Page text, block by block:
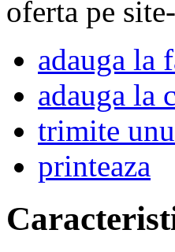
oferta pe
adauga la
adauga la
trimite
printeaza